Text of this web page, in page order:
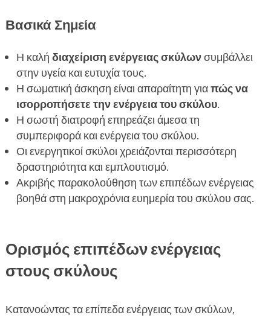
Μεγαλύτεροι σκύλοι και η ενέργειά τους
Ρύθμιση επιπέδων ενέργειας σκύλων κατά τις
εποχές
 FAQ
Βασικά Σημεία
Η καλή διαχείριση ενέργειας σκύλωνσυμβάλλει
στην υγεία και ευτυχία τους.
Η σωματική άσκηση είναι απαραίτητη γιαπώς να
ισορροπήσετε την ενέργεια του σκύλου.
Η σωστή διατροφή επηρεάζει άμεσα τη
συμπεριφορά και ενέργεια του σκύλου.
Οι ενεργητικοί σκύλοι χρειάζονται περισσότερη
δραστηριότητα και εμπλουτισμό.
Ακριβής παρακολούθηση των επιπέδων ενέργειας
βοηθά στη μακροχρόνια ευημερία του σκύλου σας.
Ορισμός επιπέδων ενέργειας
στους σκύλους
Κατανοώντας τα επίπεδα ενέργειας των σκύλων,